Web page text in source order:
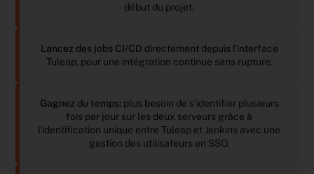
début du projet.
Lancez des jobs CI/CD directement depuis l’interface
Tuleap, pour une intégration continue sans rupture.
Gagnez du temps: plus besoin de s’identifier plusieurs
fois par jour sur les deux serveurs grâce à
l’identification unique entre Tuleap et Jenkins avec une
gestion des utilisateurs en SSO.